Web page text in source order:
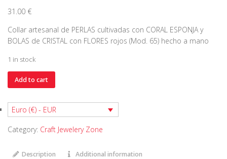
31.00 €
Collar artesanal de PERLAS cultivadas con CORAL ESPONJA y
BOLAS de CRISTAL con FLORES rojos (Mod. 65) hecho a mano
1 in stock
Collar
de
con
ESPONJA
BOLAS
Add to cart
Euro (€) - EUR
Category: Craft Jewelery Zone
Description Additional information